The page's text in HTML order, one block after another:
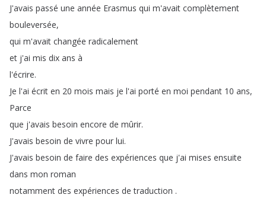
J'avais passé une année Erasmus qui m'avait complètement
bouleversée,
qui m'avait changée radicalement
et j'ai mis dix ans à
l'écrire.
Je l'ai écrit en 20 mois mais je l'ai porté en moi pendant 10 ans,
Parce
que j'avais besoin encore de mûrir.
J'avais besoin de vivre pour lui.
J'avais besoin de faire des expériences que j'ai mises ensuite
dans mon roman
notamment des expériences de traduction .